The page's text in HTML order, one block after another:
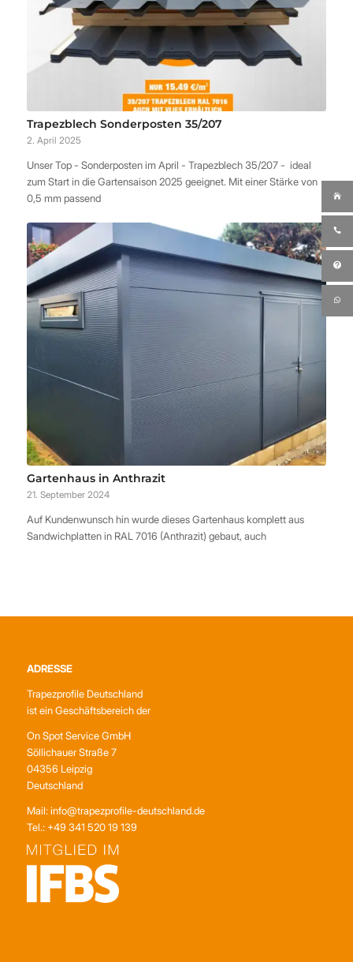
Trapezblech Sonderposten 35/207
2. April 2025
Unser Top - Sonderposten im April - Trapezblech 35/207 - ideal
zum Start in die Gartensaison 2025 geeignet. Mit einer Stärke von
0,5 mm passend
Gartenhaus in Anthrazit
21. September 2024
Auf Kundenwunsch hin wurde dieses Gartenhaus komplett aus
Sandwichplatten in RAL 7016 (Anthrazit) gebaut, auch
ADRESSE
Trapezprofile Deutschland
ist ein Geschäftsbereich der
On Spot Service GmbH
Söllichauer Straße 7
04356 Leipzig
Deutschland
Mail: info@trapezprofile-deutschland.de
Tel.: +49 341 520 19 139